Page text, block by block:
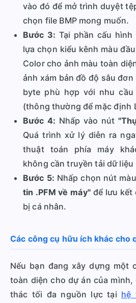
vào đó để mở trình duyệt
chọn file BMP mong muốn.
Bước 3: Tại phần cấu
lựa chọn kiểu kênh màu
Color cho ảnh màu toàn
ảnh xám bản đồ độ sâu
byte phù hợp với nhu cầu
(thông thường để mặc định
Bước 4: Nhấp vào nút
Quá trình xử lý diễn ra
thuật toán phía máy
không cần truyền tải dữ liệu
Bước 5: Nhấp chọn nút
tin .PFM về máy"để lưu kết
bị cá nhân.
Các công cụ hữu ích khác cho
Nếu bạn đang xây dựng một
toàn diện cho dự án của
thác tối đa nguồn lực tại hệ